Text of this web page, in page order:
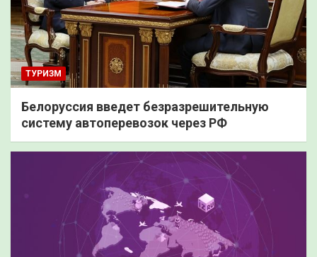
ТУРИЗМ
Белоруссия введет безразрешительную
систему автоперевозок через РФ